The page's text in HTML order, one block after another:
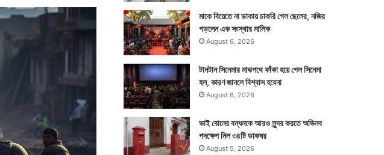
মাকে বিয়েতে না ডাকায় চাকরি গেল ছেলের, নজির
গড়লেন এক সংস্থার মালিক
August 6, 2026
টানটান সিনেমার মাঝপথে ফাঁকা হয়ে গেল সিনেমা
হল, কারণ জানলে বিশ্বাস হবেনা
August 6, 2026
ভাই বোনের বন্ধনকে আরও সুন্দর করতে অভিনব
পদক্ষেপ নিল ৩৪টি ডাকঘর
August 5, 2026